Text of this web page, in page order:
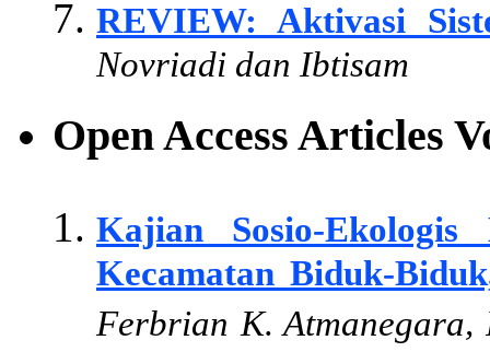
REVIEW: Aktivasi
Novriadi dan Ibtisam
Open Access Articles
Kajian Sosio-
Kecamatan Biduk-
Ferbrian K.